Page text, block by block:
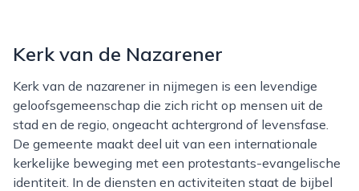
Kerk van de Nazarener
Kerk van de nazarener in nijmegen is een levendige
geloofsgemeenschap die zich richt op mensen uit de
stad en de regio, ongeacht achtergrond of levensfase.
De gemeente maakt deel uit van een internationale
kerkelijke beweging met een protestants-evangelische
identiteit. In de diensten en activiteiten staat de bijbel